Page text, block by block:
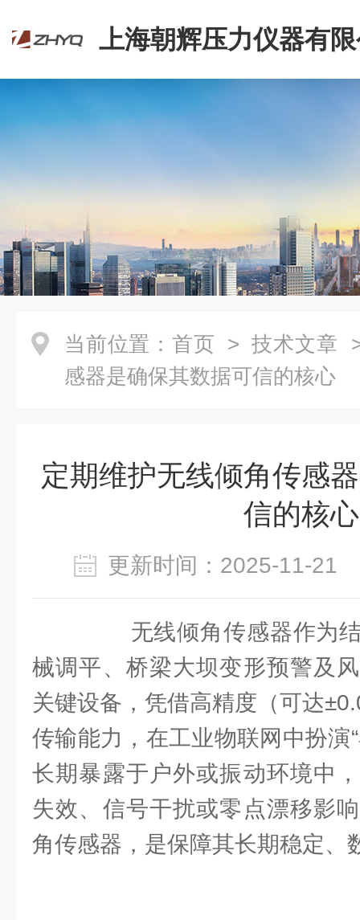
上海朝辉压力仪器有
当前位置： 首页 > 技术文章
感器是确保其数据可信的核心
定期维护无线倾角传感
信的核心
更新时间：2025-11-
无线倾角传感器作为结
械调平、桥梁大坝变形预警及
关键设备，凭借高精度（可达
传输能力，在工业物联网中扮演
长期暴露于户外或振动环境中
失效、信号干扰或零点漂移影
角传感器，是保障其长期稳定、